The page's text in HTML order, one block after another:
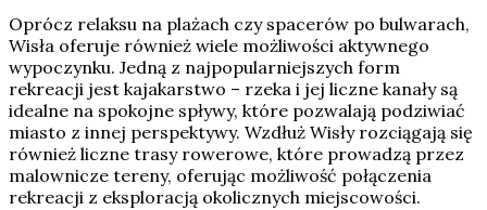
Oprócz relaksu na plażach czy spacerów po bulwarach,
Wisła oferuje również wiele możliwości aktywnego
wypoczynku. Jedną z najpopularniejszych form
rekreacji jest kajakarstwo – rzeka i jej liczne kanały są
idealne na spokojne spływy, które pozwalają podziwiać
miasto z innej perspektywy. Wzdłuż Wisły rozciągają się
również liczne trasy rowerowe, które prowadzą przez
malownicze tereny, oferując możliwość połączenia
rekreacji z eksploracją okolicznych miejscowości.